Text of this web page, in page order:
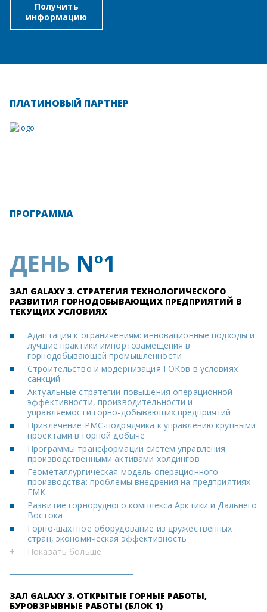
Получить
информацию
ПЛАТИНОВЫЙ ПАРТНЕР
ПРОГРАММА
ДЕНЬ Nº1
ЗАЛ GALAXY 3. СТРАТЕГИЯ ТЕХНОЛОГИЧЕСКОГО
РАЗВИТИЯ ГОРНОДОБЫВАЮЩИХ ПРЕДПРИЯТИЙ В
ТЕКУЩИХ УСЛОВИЯХ
Адаптация к ограничениям: инновационные подходы и
лучшие практики импортозамещения в
горнодобывающей промышленности
Строительство и модернизация ГОКов в условиях
санкций
Актуальные стратегии повышения операционной
эффективности, производительности и
управляемости горно-добывающих предприятий
Привлечение РМС-подрядчика к управлению крупными
проектами в горной добыче
Программы трансформации систем управления
производственными активами холдингов
Геометаллургическая модель операционного
производства: проблемы внедрения на предприятиях
ГМК
Развитие горнорудного комплекса Арктики и Дальнего
Востока
Горно-шахтное оборудование из дружественных
стран, экономическая эффективность
+
Показать больше
ЗАЛ GALAXY 3. ОТКРЫТЫЕ ГОРНЫЕ РАБОТЫ,
БУРОВЗРЫВНЫЕ РАБОТЫ (БЛОК 1)